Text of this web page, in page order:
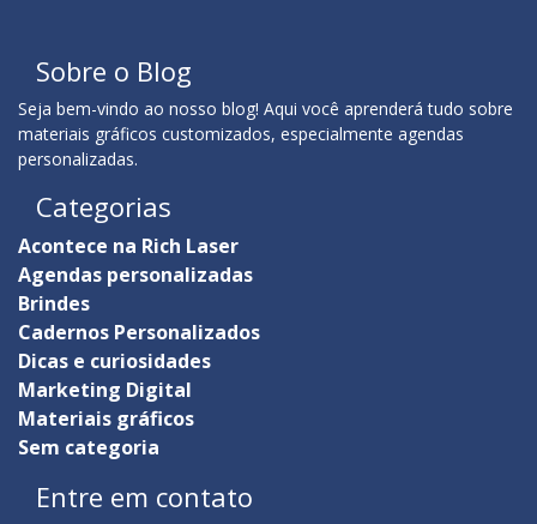
Sobre o Blog
Seja bem-vindo ao nosso blog! Aqui você aprenderá tudo sobre
materiais gráficos customizados, especialmente agendas
personalizadas.
Categorias
Acontece na Rich Laser
Agendas personalizadas
Brindes
Cadernos Personalizados
Dicas e curiosidades
Marketing Digital
Materiais gráficos
Sem categoria
Entre em contato